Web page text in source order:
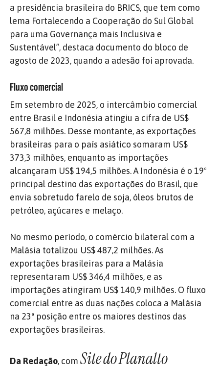
a presidência brasileira do BRICS, que tem como
lema Fortalecendo a Cooperação do Sul Global
para uma Governança mais Inclusiva e
Sustentável”, destaca documento do bloco de
agosto de 2023, quando a adesão foi aprovada.
Fluxo comercial
Em setembro de 2025, o intercâmbio comercial
entre Brasil e Indonésia atingiu a cifra de US$
567,8 milhões. Desse montante, as exportações
brasileiras para o país asiático somaram US$
373,3 milhões, enquanto as importações
alcançaram US$ 194,5 milhões. A Indonésia é o 19º
principal destino das exportações do Brasil, que
envia sobretudo farelo de soja, óleos brutos de
petróleo, açúcares e melaço.
No mesmo período, o comércio bilateral com a
Malásia totalizou US$ 487,2 milhões. As
exportações brasileiras para a Malásia
representaram US$ 346,4 milhões, e as
importações atingiram US$ 140,9 milhões. O fluxo
comercial entre as duas nações coloca a Malásia
na 23ª posição entre os maiores destinos das
exportações brasileiras.
Da Redação, com SitedoPlanalto